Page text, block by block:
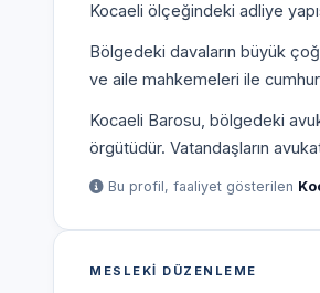
Kocaeli ölçeğindeki adliye
Bölgedeki davaların büyük
ve aile mahkemeleri ile
Kocaeli Barosu, bölgedeki
örgütüdür. Vatandaşların
Bu profil, faaliyet gösterilen
MESLEKI DÜZENLEME